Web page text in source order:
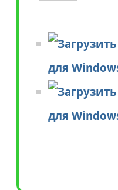
для
для